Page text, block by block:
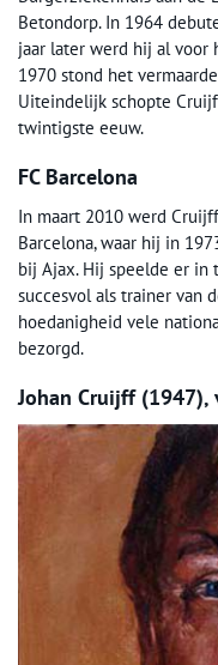
Betondorp. In 1964
jaar later werd hij al voor
1970 stond het
Uiteindelijk schopte
twintigste eeuw.
FC Barcelona
In maart 2010 werd
Barcelona, waar hij in
bij Ajax. Hij speelde er in
succesvol als trainer van
hoedanigheid vele
bezorgd.
Johan Cruijff (1947),